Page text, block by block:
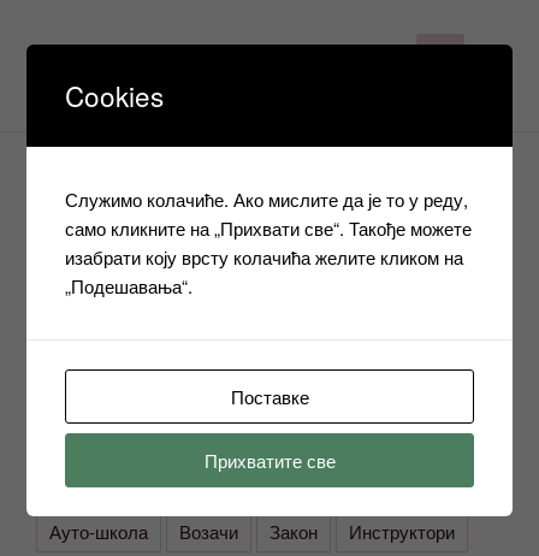
Пагинација
чланака
АДРЕСА
Завод за образовање одраслих
78000 Бања Лука
ОЗНАКЕ
licenciranje Јавне набавке
Јавни позиви
Ауто-школа
Возачи Закон
Инструктори
Cookies
Служимо колачиће. Ако мислите да је то у реду,
само кликните на „Прихвати све“. Такође можете
изабрати коју врсту колачића желите кликом на
„Подешавања“.
Поставке
Прихватите све